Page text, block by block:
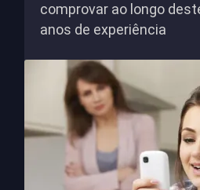
comprovar ao longo
anos de experiência